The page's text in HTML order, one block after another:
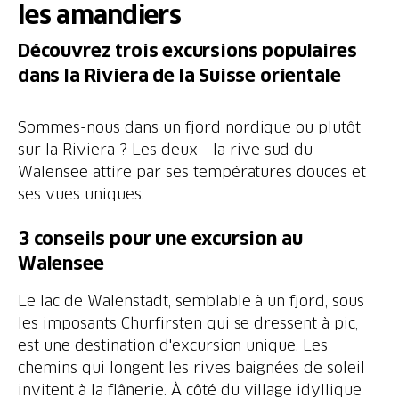
les amandiers
Découvrez trois excursions populaires
dans la Riviera de la Suisse orientale
Sommes-nous dans un fjord nordique ou plutôt
sur la Riviera ? Les deux - la rive sud du
Walensee attire par ses températures douces et
3 conseils pour une excursion au
Walensee
Le lac de Walenstadt, semblable à un fjord, sous
les imposants Churfirsten qui se dressent à pic,
est une destination d'excursion unique. Les
chemins qui longent les rives baignées de soleil
invitent à la flânerie. À côté du village idyllique